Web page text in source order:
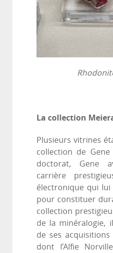
La collection
Plusieurs vitrines
collection de
doctorat, Gene
carrière
électronique qui lui
pour constituer
collection
de la minéralogie,
de ses
dont l’Alfie